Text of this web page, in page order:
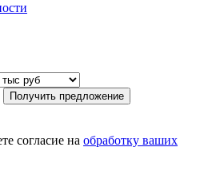
Получить предложение
согласие на обработку ваших